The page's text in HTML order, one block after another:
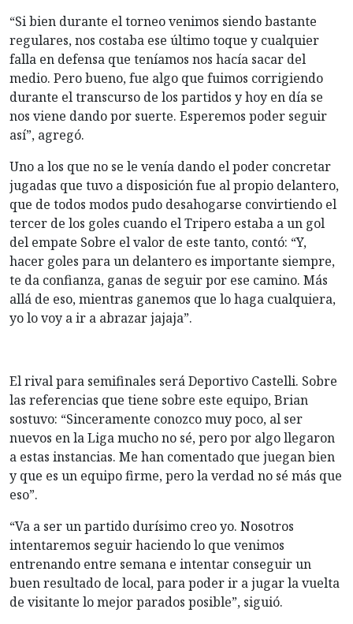
“Si bien durante el torneo venimos siendo bastante
regulares, nos costaba ese último toque y cualquier
falla en defensa que teníamos nos hacía sacar del
medio. Pero bueno, fue algo que fuimos corrigiendo
durante el transcurso de los partidos y hoy en día se
nos viene dando por suerte. Esperemos poder seguir
así”, agregó.
Uno a los que no se le venía dando el poder concretar
jugadas que tuvo a disposición fue al propio delantero,
que de todos modos pudo desahogarse convirtiendo el
tercer de los goles cuando el Tripero estaba a un gol
del empate Sobre el valor de este tanto, contó: “Y,
hacer goles para un delantero es importante siempre,
te da confianza, ganas de seguir por ese camino. Más
allá de eso, mientras ganemos que lo haga cualquiera,
yo lo voy a ir a abrazar jajaja”.
El rival para semifinales será Deportivo Castelli. Sobre
las referencias que tiene sobre este equipo, Brian
sostuvo: “Sinceramente conozco muy poco, al ser
nuevos en la Liga mucho no sé, pero por algo llegaron
a estas instancias. Me han comentado que juegan bien
y que es un equipo firme, pero la verdad no sé más que
eso”.
“Va a ser un partido durísimo creo yo. Nosotros
intentaremos seguir haciendo lo que venimos
entrenando entre semana e intentar conseguir un
buen resultado de local, para poder ir a jugar la vuelta
de visitante lo mejor parados posible”, siguió.